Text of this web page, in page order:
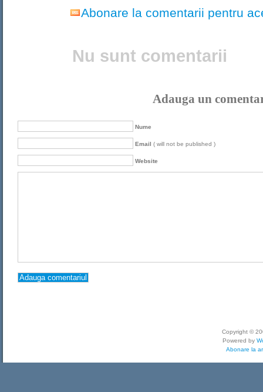
Abonare la comentarii pentru
Nu sunt comentarii
Adauga un
Nume
Email ( will not be published )
Website
Copyright ©
Powered by
Abonare la